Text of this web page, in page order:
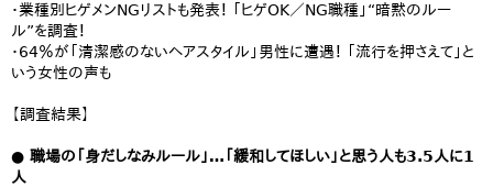
・業種別ヒゲメンNGリストも発表！ 「ヒゲOK／NG職種」“暗黙のルー
ル”を調査！
・64％が「清潔感のないヘアスタイル」男性に遭遇！ 「流行を押さえて」と
いう女性の声も
【調査結果】
● 職場の「身だしなみルール」…「緩和してほしい」と思う人も3.5人に1
人